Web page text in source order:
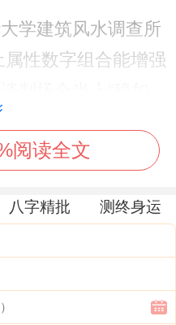
学建筑风水调查所
性数字组合能增强
得深层链接~周
卦得延伸数字;标记
气度天然契合！
阅读全文
八字精批 测终身运